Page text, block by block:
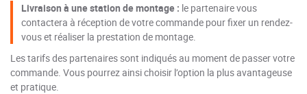
Livraison à une station de montage : le partenaire vous
contactera à réception de votre commande pour fixer un rendez-
vous et réaliser la prestation de montage.
Les tarifs des partenaires sont indiqués au moment de passer votre
commande. Vous pourrez ainsi choisir l’option la plus avantageuse
et pratique.